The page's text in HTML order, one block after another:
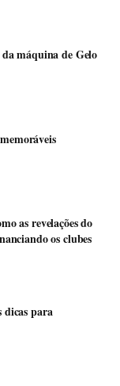
máquina de Gelo
as revelações do
os clubes
para